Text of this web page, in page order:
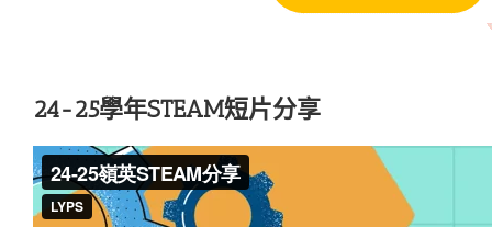
24-25學年STEAM短片分享